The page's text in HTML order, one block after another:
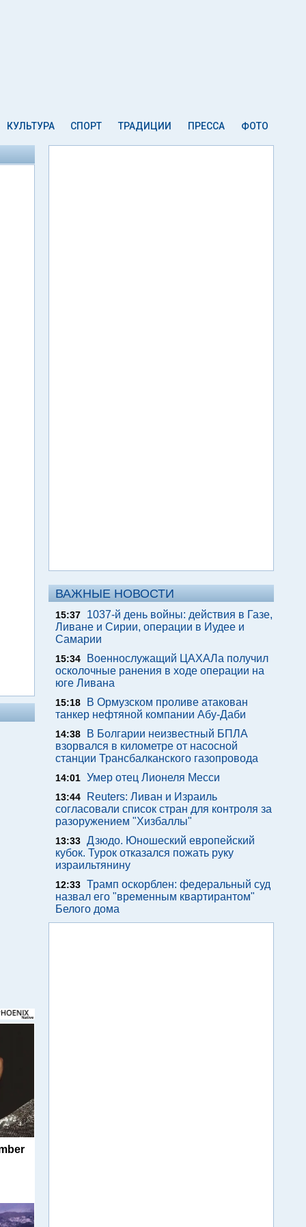
КУЛЬТУРА СПОРТ ТРАДИЦИИ ПРЕССА ФОТО
ВАЖНЫЕ НОВОСТИ
15:37
1037-й день войны: действия в Газе,
Ливане и Сирии, операции в Иудее и
Самарии
15:34
Военнослужащий ЦАХАЛа получил
осколочные ранения в ходе операции на
юге Ливана
15:18
В Ормузском проливе атакован
танкер нефтяной компании Абу-Даби
14:38
В Болгарии неизвестный БПЛА
взорвался в километре от насосной
станции Трансбалканского газопровода
14:01 Умер отец Лионеля Месси
13:44
Reuters: Ливан и Израиль
согласовали список стран для контроля за
разоружением "Хизбаллы"
13:33 Дзюдо. Юношеский европейский
кубок. Турок отказался пожать руку
израильтянину
12:33 Трамп оскорблен: федеральный суд
назвал его "временным квартирантом"
Белого дома